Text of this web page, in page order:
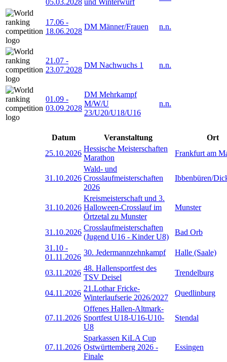
17.06 -
18.06.2028
DM Männer/Frauen n.n.
21.07 -
23.07.2028
DM Nachwuchs 1 n.n.
01.09 -
03.09.2028
DM Mehrkampf
M/W/U
23/U20/U18/U16
n.n.
Datum Veranstaltung
Ort
25.10.2026
Hessische Meisterschaften
Marathon
Frankfurt am
31.10.2026
Wald- und
Crosslaufmeisterschaften
2026
Ibbenbüren/
31.10.2026
Kreismeisterschaft und 3.
Halloween-Crosslauf im
Örtzetal zu Munster
Munster
31.10.2026
Crosslaufmeisterschaften
(Jugend U16 - Kinder U8)
Bad Orb
31.10 -
01.11.2026
30. Jedermannzehnkampf Halle (Saale)
03.11.2026
48. Hallensportfest des
TSV Deisel
Trendelburg
04.11.2026
21.Lothar Fricke-
Winterlaufserie 2026/2027
Quedlinburg
07.11.2026
Offenes Hallen-Altmark-
Sportfest U18-U16-U10-
U8
Stendal
07.11.2026
Sparkassen KiLA Cup
Ostwürttemberg 2026 -
Finale
Essingen